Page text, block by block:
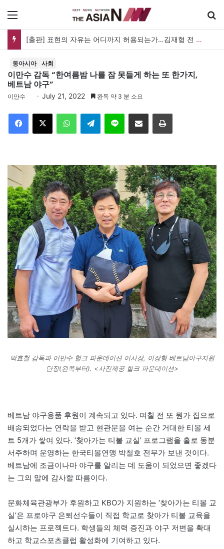
[출판] 표현의 자유는 어디까지 허용되는가…김재형 전 대법관 ‘언론과 인격권’
동아시아 사회
이만수 감독 “한여름밤 나를 잠 못들게 하는 또 한가지,
베트남 야구”
이만수 July 21, 2022 완독 약 3 분 소요
Telegram 이메일
박효철 감독과 이만수 헐크 파운데이션 이사장, 이장형 베트남야구지원
단장(왼쪽부터). <사진제공 헐크 파운데이션>
베트남 야구용품 후원이 계속되고 있다. 며칠 전 또 뭔가 집으로
배송되었다는 연락을 받고 현관문을 여는 순간 거대한 티볼 세
트 5개가 쌓여 있다. ‘찾아가는 티볼 교실’ 프로그램을 홀로 동분
서주하며 운영하는 한국티볼연맹 박철호 전무가 보낸 것이다.
베트남에 조금이나마 야구를 알리는 데 도움이 되었으면 좋겠다
는 그의 말에 감사할 따름이다.
문화체육관광부가 후원하고 KBO가 지원하는 ‘찾아가는 티볼 교
실’은 프로야구 은퇴선수들이 직접 학교로 찾아가 티볼 교육을
실시하는 프로젝트다. 학생들의 체력 증진과 야구 저변을 확대
하고 학교스포츠클럽 활성화에 기여하고 있다.